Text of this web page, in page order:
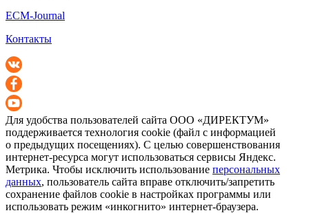
ECM-Journal
Контакты
Для удобства пользователей сайта ООО «ДИРЕКТУМ»
поддерживается технология cookie (файл с информацией
о предыдущих посещениях). С целью совершенствования
интернет-ресурса могут использоваться сервисы Яндекс.
Метрика. Чтобы исключить использование персональных
данных, пользователь сайта вправе отключить/запретить
сохранение файлов cookie в настройках программы или
использовать режим «инкогнито» интернет-браузера.